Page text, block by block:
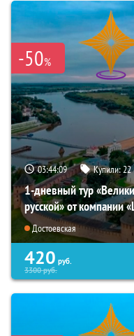
-50%
03:44:08 Купили:22
1-дневный тур
русской» от компании
Достоевская
420 руб.
3300руб.